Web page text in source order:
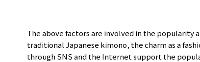
The above factors are involved in the popularity
traditional Japanese kimono, the charm as a
through SNS and the Internet support the